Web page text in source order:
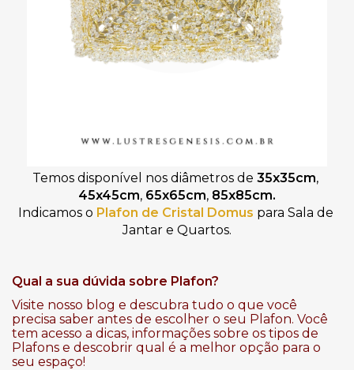
Temos disponível nos diâmetros de 35x35cm
45x45cm, 65x65cm, 85x85cm.
Indicamos o Plafon de Cristal Domus para Sala de
Jantar e Quartos.
Qual a sua dúvida sobre Plafon?
Visite nosso blog e descubra tudo o que você
precisa saber antes de escolher o seu Plafon. Você
tem acesso a dicas, informações sobre os tipos de
Plafons e descobrir qual é a melhor opção para o
seu espaço!